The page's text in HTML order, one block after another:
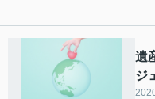
遺
ジ